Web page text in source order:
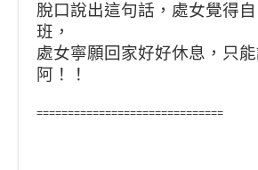
脫口說出這句話，處女覺得
班，
處女寧願回家好好休息，只
阿！！
==============================